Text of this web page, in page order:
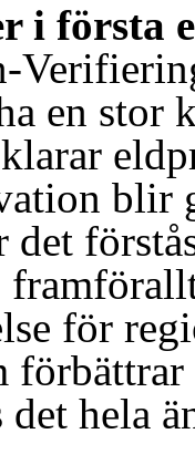
i första
en stor
blir
det
för
hela